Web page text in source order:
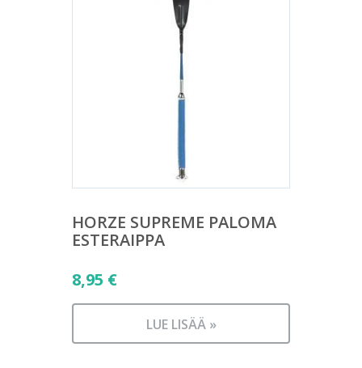
HORZE SUPREME PALOMA
ESTERAIPPA
8,95 €
LUE LISÄÄ »